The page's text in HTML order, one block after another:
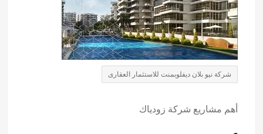
شركة نيو بلان ديفلوبمنت للاستثمار العقارى
أهم مشاريع شركة زودياك